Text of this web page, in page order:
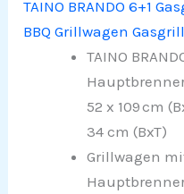
TAINO BRANDO 6+1
BBQ Grillwagen
TAINO
52 x 109 cm
34 cm (BxT)
Grillwagen